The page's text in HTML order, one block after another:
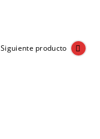
Siguiente producto